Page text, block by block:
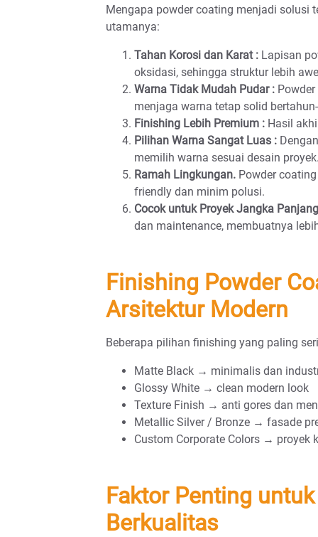
Mengapa powder coating menjadi solusi
utamanya:
Tahan Korosi dan Karat :Lapisan
oksidasi, sehingga struktur lebih
Warna Tidak Mudah Pudar :Powder
menjaga warna tetap solid
Finishing Lebih Premium :Hasil
Pilihan Warna Sangat Luas :
memilih warna sesuai desain
Ramah Lingkungan.Powder coating
friendly dan minim polusi.
Cocok untuk Proyek Jangka
dan maintenance, membuatnya
Finishing Powder
Arsitektur Modern
Beberapa pilihan finishing yang paling
Matte Black → minimalis dan
Glossy White → clean modern look
Texture Finish → anti gores dan
Metallic Silver / Bronze → fasade
Custom Corporate Colors → proyek
Faktor Penting
Berkualitas